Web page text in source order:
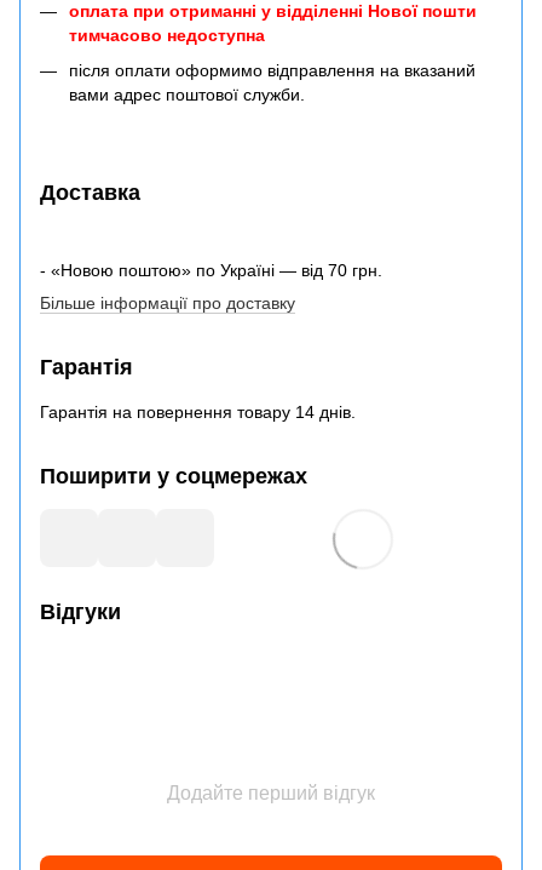
оплата при отриманні у відділенні Нової пошти
тимчасово недоступна
після оплати оформимо відправлення на вказаний
вами адрес поштової служби.
Доставка
- «Новою поштою» по Україні — від 70 грн.
Більше інформації про доставку
Гарантія
Гарантія на повернення товару 14 днів.
Поширити у соцмережах
Відгуки
Додайте перший відгук